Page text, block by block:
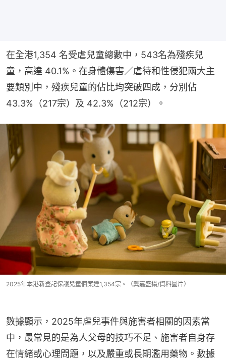
在全港1,354 名受虐兒童總數中，543名為殘疾兒
童，高達 40.1%。在身體傷害／虐待和性侵犯兩大主
要類別中，殘疾兒童的佔比均突破四成，分別佔
43.3%（217宗）及 42.3%（212宗）。
2025年本港新登記保護兒童個案達1,354宗。（龔嘉盛攝/資料圖片）
數據顯示，2025年虐兒事件與施害者相關的因素當
中，最常見的是為人父母的技巧不足、施害者自身存
在情緒或心理問題，以及嚴重或長期濫用藥物。數據